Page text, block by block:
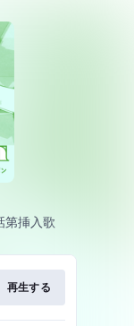
第挿入歌
再生する